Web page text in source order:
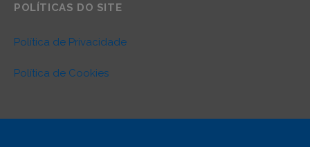
POLÍTICAS DO SITE
Política de Privacidade
Política de Cookies